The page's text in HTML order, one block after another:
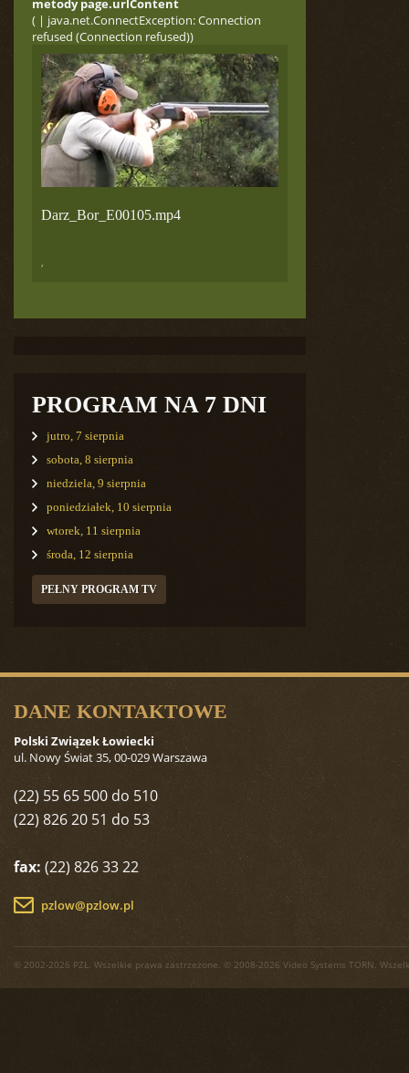
metody page.urlContent
( | java.net.ConnectException: Connection
refused (Connection refused))
Darz_Bor_E00105.mp4
,
PROGRAM NA 7 DNI
jutro, 7 sierpnia
sobota, 8 sierpnia
niedziela, 9 sierpnia
poniedziałek, 10 sierpnia
wtorek, 11 sierpnia
środa, 12 sierpnia
PEŁNY PROGRAM TV
DANE KONTAKTOWE
Polski Związek Łowiecki
ul. Nowy Świat 35, 00-029 Warszawa
(22) 55 65 500 do 510
(22) 826 20 51 do 53
fax: (22) 826 33 22
pzlow@pzlow.pl
© 2002-2026 PZŁ. Wszelkie prawa zastrzeżone. © 2008-2026 Video Systems TORN.